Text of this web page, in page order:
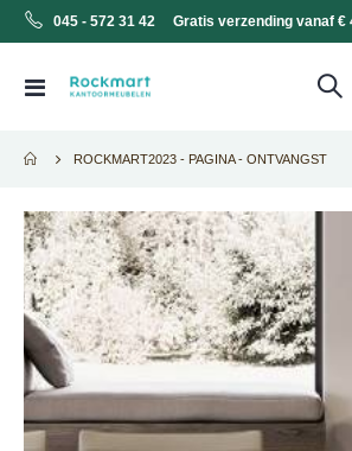
045 - 572 31 42 Gratis verzending vanaf €
Toggle
ROCKMART2023 - PAGINA - ONTVANGST